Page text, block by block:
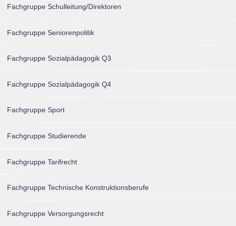
Fachgruppe Schulleitung/Direktoren
Fachgruppe Seniorenpolitik
Fachgruppe Sozialpädagogik Q3
Fachgruppe Sozialpädagogik Q4
Fachgruppe Sport
Fachgruppe Studierende
Fachgruppe Tarifrecht
Fachgruppe Technische Konstruktionsberufe
Fachgruppe Versorgungsrecht